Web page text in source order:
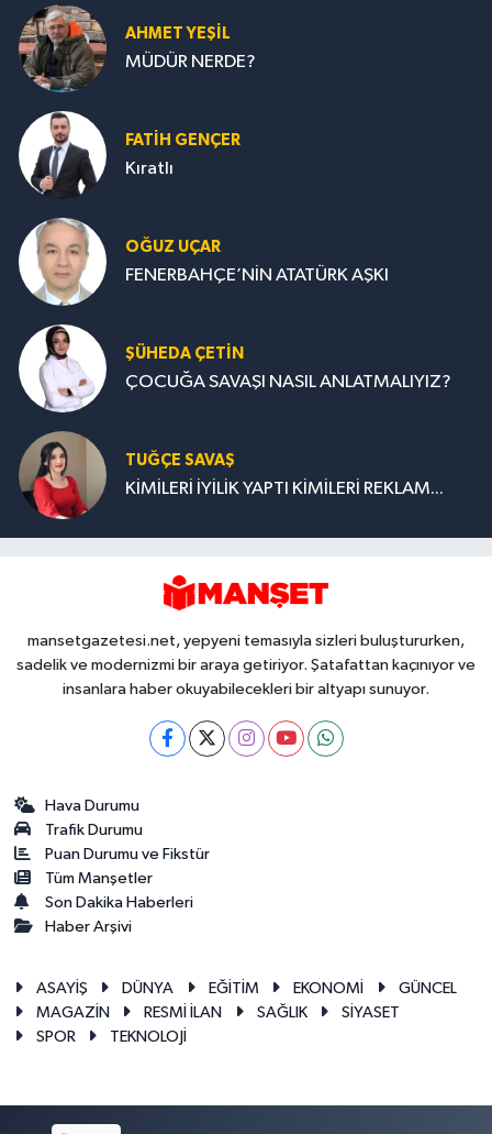
AHMET YEŞİL
MÜDÜR NERDE?
FATIH GENÇER
Kıratlı
OĞUZ UÇAR
FENERBAHÇE’NİN ATATÜRK AŞKI
ŞÜHEDA ÇETİN
ÇOCUĞA SAVAŞI NASIL ANLATMALIYIZ?
TUĞÇE SAVAŞ
KİMİLERİ İYİLİK YAPTI KİMİLERİ REKLAM...
mansetgazetesi.net, yepyeni temasıyla sizleri buluştururken,
sadelik ve modernizmi bir araya getiriyor. Şatafattan kaçınıyor ve
insanlara haber okuyabilecekleri bir altyapı sunuyor.
Hava Durumu
Trafik Durumu
Puan Durumu ve Fikstür
Tüm Manşetler
Son Dakika Haberleri
Haber Arşivi
ASAYİŞ DÜNYA EĞİTİM EKONOMİ
GÜNCEL
MAGAZİN
RESMİ İLAN SAĞLIK
SİYASET
SPOR
TEKNOLOJİ